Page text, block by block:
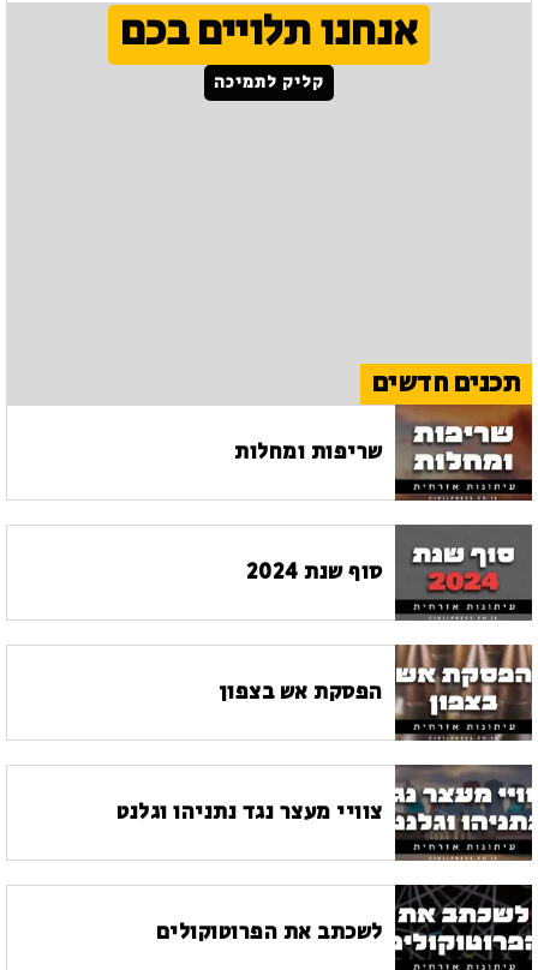
אנחנו תלויים בכם
קליק לתמיכה
תכנים חדשים
שריפות ומחלות
סוף שנת 2024
הפסקת אש בצפון
צוויי מעצר נגד נתניהו וגלנט
לשכתב את הפרוטוקולים